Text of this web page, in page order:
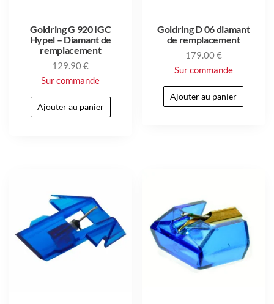
Goldring G 920 IGC
Hypel – Diamant de
remplacement
129.90€
Sur commande
Ajouter au panier
Goldring D 06 diamant
de remplacement
179.00€
Sur commande
Ajouter au panier